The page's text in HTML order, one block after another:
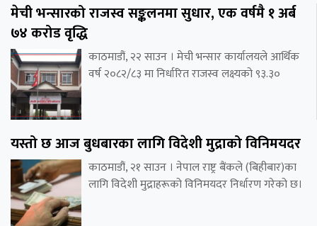
मेची भन्सारको राजस्व सङ्कलनमा सुधार, एक वर्षमै १ अर्ब
७४ करोड वृद्धि
काठमाडौं, २२ साउन । मेची भन्सार कार्यालयले आर्थिक
वर्ष २०८२/८३ मा निर्धारित राजस्व लक्ष्यको ९३.३०
यस्तो छ आज बुधबारका लागि विदेशी मुद्राको विनिमयदर
काठमाडौं, २१ साउन । नेपाल राष्ट्र बैंकले (बिहीबार)का
लागि विदेशी मुद्राहरूको विनिमयदर निर्धारण गरेको छ।